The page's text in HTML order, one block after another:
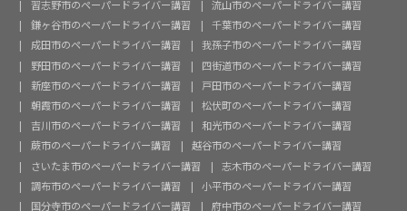
習志野市のペーパードライバー講習
流山市のペーパードライバー講習
鎌ヶ谷市のペーパードライバー講習
千葉市のペーパードライバー講習
成田市のペーパードライバー講習
我孫子市のペーパードライバー講習
野田市のペーパードライバー講習
四街道市のペーパードライバー講習
新座市のペーパードライバー講習
戸田市のペーパードライバー講習
朝霞市のペーパードライバー講習
松伏町のペーパードライバー講習
吉川市のペーパードライバー講習
和光市のペーパードライバー講習
蕨市のペーパードライバー講習
越谷市のペーパードライバー講習
さいたま市のペーパードライバー講習
志木市のペーパードライバー講習
調布市のペーパードライバー講習
小平市のペーパードライバー講習
国分寺市のペーパードライバー講習
府中市のペーパードライバー講習